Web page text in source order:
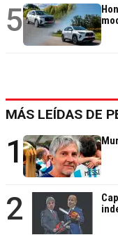
5
MÁS LEÍDAS DE
1
2